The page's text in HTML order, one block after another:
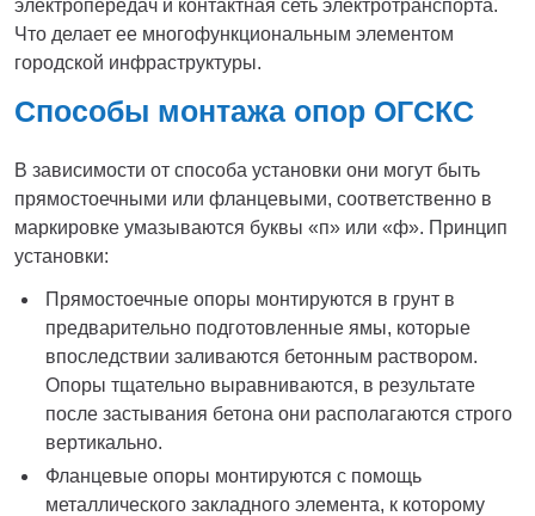
электропередач и контактная сеть электротранспорта.
Что делает ее многофункциональным элементом
городской инфраструктуры.
Способы монтажа опор ОГСКС
В зависимости от способа установки они могут быть
прямостоечными или фланцевыми, соответственно в
маркировке умазываются буквы «п» или «ф». Принцип
установки:
Прямостоечные опоры монтируются в грунт в
предварительно подготовленные ямы, которые
впоследствии заливаются бетонным раствором.
Опоры тщательно выравниваются, в результате
после застывания бетона они располагаются строго
вертикально.
Фланцевые опоры монтируются с помощь
металлического закладного элемента, к которому